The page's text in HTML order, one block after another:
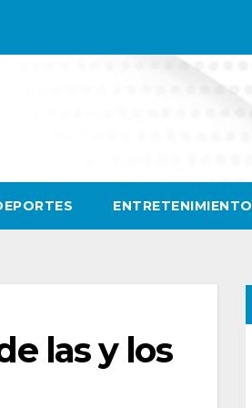
ENTRETENIMIENTO
las y los